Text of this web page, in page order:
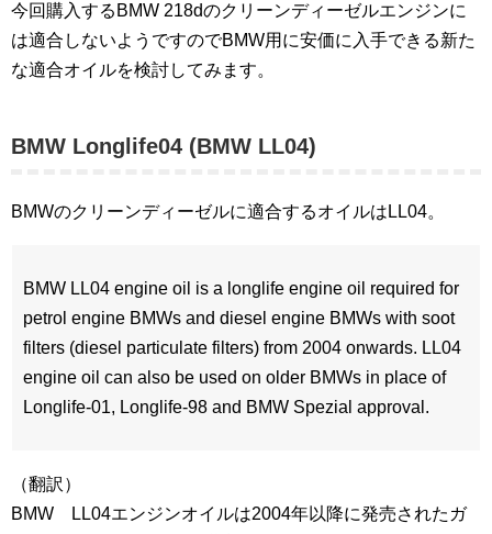
今回購入するBMW 218dのクリーンディーゼルエンジンに
は適合しないようですのでBMW用に安価に入手できる新た
な適合オイルを検討してみます。
BMW Longlife04 (BMW LL04)
BMWのクリーンディーゼルに適合するオイルはLL04。
BMW LL04 engine oil is a longlife engine oil required for
petrol engine BMWs and diesel engine BMWs with soot
filters (diesel particulate filters) from 2004 onwards. LL04
engine oil can also be used on older BMWs in place of
Longlife-01, Longlife-98 and BMW Spezial approval.
（翻訳）
BMW LL04エンジンオイルは2004年以降に発売されたガ